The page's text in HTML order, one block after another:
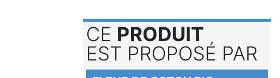
CE PRODUIT
EST PROPOSÉ PAR